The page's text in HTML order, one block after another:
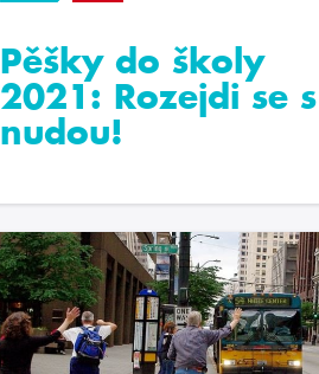
Pěšky do školy
2021: Rozejdi se s
nudou!